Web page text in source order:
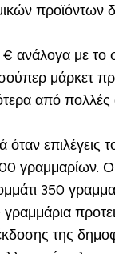
προϊόντων
ανάλογα με
μάρκετ
από πολλές
όταν
γραμμαρίων.
350
της